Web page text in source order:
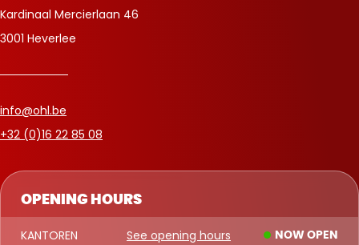
OPENING HOURS
KANTOREN See opening hours NOW OPEN
Kardinaal Mercierlaan 46
3001 Heverlee
info@ohl.be
+32 (0)16 22 85 08